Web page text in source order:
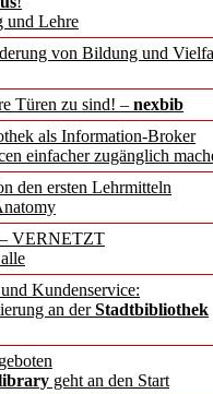
und Lehre
von Bildung und
Türen zu sind! – nexbib
als Information-Broker
einfacher zugänglich
den ersten Lehrmitteln
VERNETZT
Kundenservice:
an derStadtbibliothek
geht an den Start
für
in
neu